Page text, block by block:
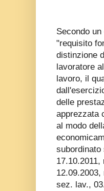
Secondo
"requisito
distinzione
lavoratore
lavoro, il
delle
apprezzata
al modo
sez. lav.,